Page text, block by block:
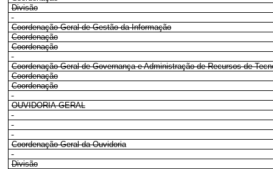
Divisão
Coordenação-Geral de Gestão da Informação
Coordenação
Coordenação
Coordenação-Geral de Governança e Administração de Recursos de
Coordenação
Coordenação
OUVIDORIA-GERAL
Coordenação-Geral da Ouvidoria
Divisão